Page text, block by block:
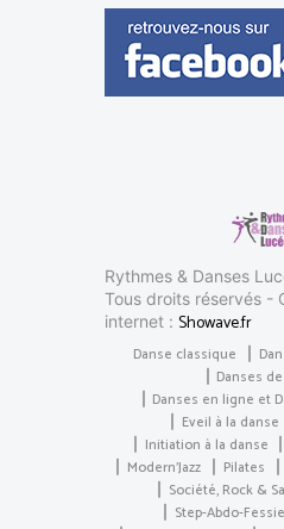
Rythmes & Danses
Tous droits réservés -
internet : Showave.fr
Danse classique
Danses
Danses en ligne et
Eveil à la danse
Initiation à la danse
Modern’Jazz
Pilates
Société, Rock &
Step-Abdo-